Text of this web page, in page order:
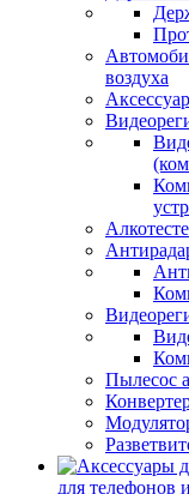
воздуха
Пылесос
для телефонов